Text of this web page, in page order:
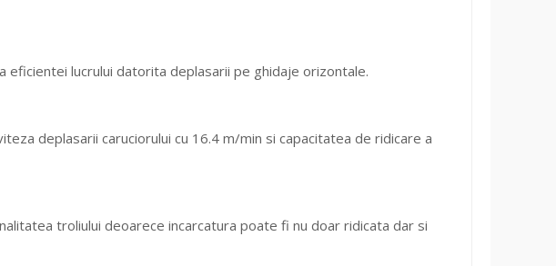
lucrului datorita deplasarii pe ghidaje orizontale.
deplasarii caruciorului cu 16.4 m/min si capacitatea de ridicare a
troliului deoarece incarcatura poate fi nu doar ridicata dar si